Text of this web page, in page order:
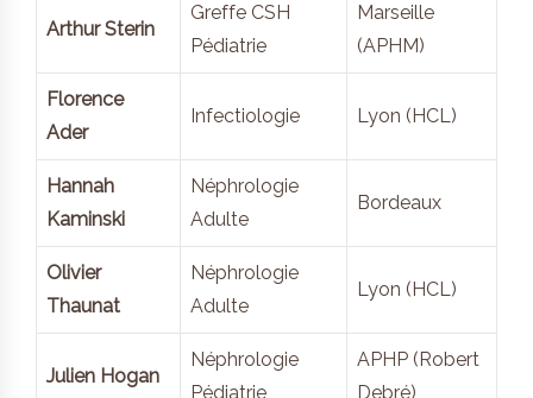
Arthur Sterin
Greffe CSH
Pédiatrie
Marseille
(APHM)
Florence
Ader
Infectiologie Lyon (HCL)
Hannah
Kaminski
Néphrologie
Adulte
Bordeaux
Olivier
Thaunat
Néphrologie
Adulte
Lyon (HCL)
Julien Hogan
Néphrologie
Pédiatrie
APHP (Robert
Debré)